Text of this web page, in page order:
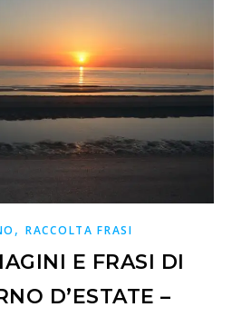
,RACCOLTA FRASI
E FRASI DI
D’ESTATE –